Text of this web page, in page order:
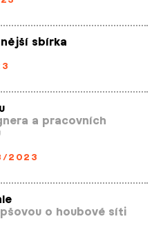
sbírka
a pracovních
2023
o houbové síti